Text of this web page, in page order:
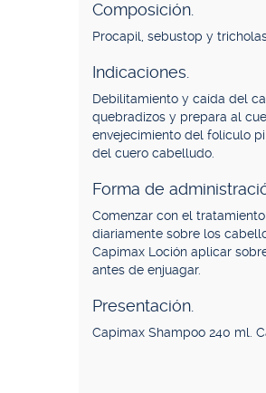
Composición.
Procapil, sebustop y
Indicaciones.
Debilitamiento y caída del
quebradizos y prepara al
envejecimiento del folículo
del cuero cabelludo.
Forma de
Comenzar con el
diariamente sobre los
Capimax Loción aplicar
antes de enjuagar.
Presentación.
Capimax Shampoo 240 ml.